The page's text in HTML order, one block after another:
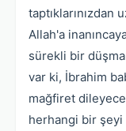
taptıklarınızdan
Allah'a
sürekli bir
var ki, İbrahim
mağfiret
herhangi bir